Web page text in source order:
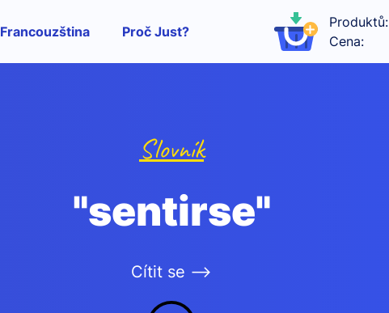
Francouzština Proč Just?
Produktů:
Cena:
Slovník
"sentirse"
Cítit se -->